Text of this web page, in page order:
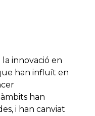
la innovació en
han influït en
han
i han canviat